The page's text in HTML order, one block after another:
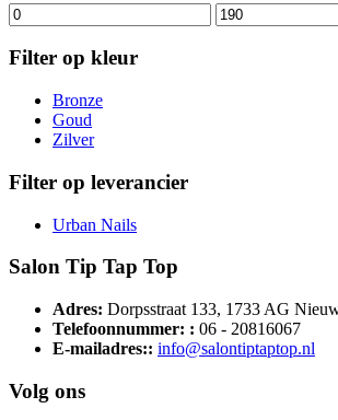
Min.
prijs
Max.
prijs
Filter op kleur
Bronze
Goud
Zilver
Filter op leverancier
Urban Nails
Salon Tip Tap Top
Adres: Dorpsstraat 133, 1733 AG
Telefoonnummer: : 06 - 20816067
E-mailadres:: info@salontiptaptop.nl
Volg ons